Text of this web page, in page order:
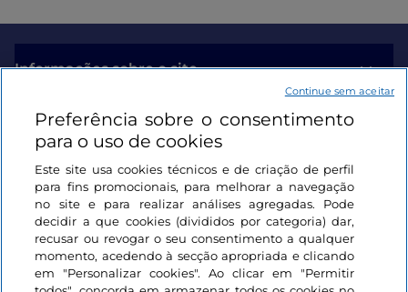
Informações sobre o site
Ligações úteis
Iniciar sessão
Mantenha-se em contacto
Preferência sobre o consentimento
para o uso de cookies
Este site usa cookies técnicos e de criação de perfil
para fins promocionais, para melhorar a navegação
no site e para realizar análises agregadas. Pode
decidir a que cookies (divididos por categoria) dar,
recusar ou revogar o seu consentimento a qualquer
momento, acedendo à secção apropriada e clicando
em "Personalizar cookies". Ao clicar em "Permitir
Continue sem aceitar